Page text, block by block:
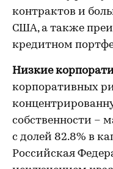
контрактов и
США, а также
кредитном
Низкие
корпоративных
собственности –
c долей 82.8% в
Российская